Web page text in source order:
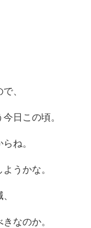
、
日この頃。
ね。
うかな。
なのか。